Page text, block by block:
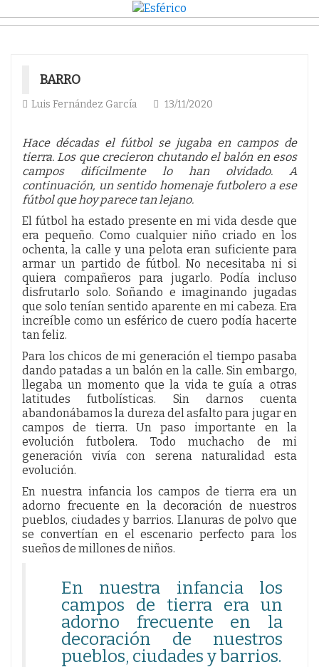
BARRO
Luis Fernández García 13/11/2020
Hace décadas el fútbol se jugaba en campos de
tierra. Los que crecieron chutando el balón en esos
campos difícilmente lo han olvidado. A
continuación, un sentido homenaje futbolero a ese
fútbol que hoy parece tan lejano.
El fútbol ha estado presente en mi vida desde que
era pequeño. Como cualquier niño criado en los
ochenta, la calle y una pelota eran suficiente para
armar un partido de fútbol. No necesitaba ni si
quiera compañeros para jugarlo. Podía incluso
disfrutarlo solo. Soñando e imaginando jugadas
que solo tenían sentido aparente en mi cabeza. Era
increíble como un esférico de cuero podía hacerte
tan feliz.
Para los chicos de mi generación el tiempo pasaba
dando patadas a un balón en la calle. Sin embargo,
llegaba un momento que la vida te guía a otras
latitudes futbolísticas. Sin darnos cuenta
abandonábamos la dureza del asfalto para jugar en
campos de tierra. Un paso importante en la
evolución futbolera. Todo muchacho de mi
generación vivía con serena naturalidad esta
evolución.
En nuestra infancia los campos de tierra era un
adorno frecuente en la decoración de nuestros
pueblos, ciudades y barrios. Llanuras de polvo que
se convertían en el escenario perfecto para los
sueños de millones de niños.
En nuestra infancia los
campos de tierra era un
adorno frecuente en la
decoración de nuestros
pueblos, ciudades y barrios.